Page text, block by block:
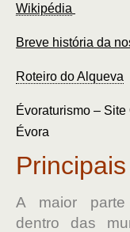
Wikipédia
Breve história da
Roteiro do Alqueva
Évoraturismo –
Évora
A maior parte
dentro das